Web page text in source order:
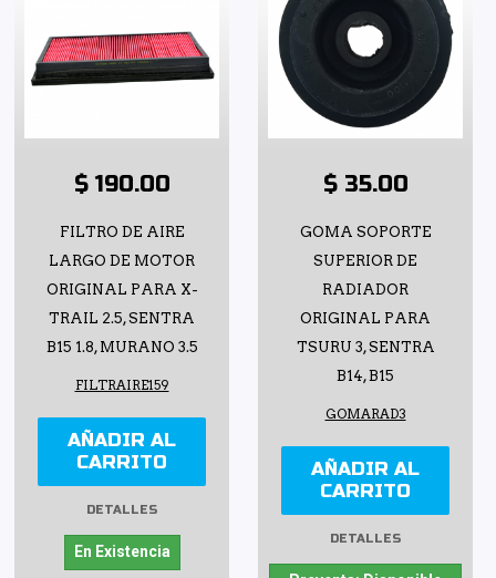
$ 190.00
FILTRO DE AIRE
LARGO DE MOTOR
ORIGINAL PARA X-
TRAIL 2.5, SENTRA
B15 1.8, MURANO 3.5
FILTRAIRE159
AÑADIR AL
CARRITO
DETALLES
En Existencia
$ 35.00
GOMA SOPORTE
SUPERIOR DE
RADIADOR
ORIGINAL PARA
TSURU 3, SENTRA
B14, B15
GOMARAD3
AÑADIR AL
CARRITO
DETALLES